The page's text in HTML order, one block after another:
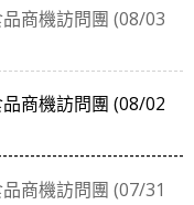
商機訪問團 (08/03
商機訪問團 (08/02
商機訪問團 (07/31